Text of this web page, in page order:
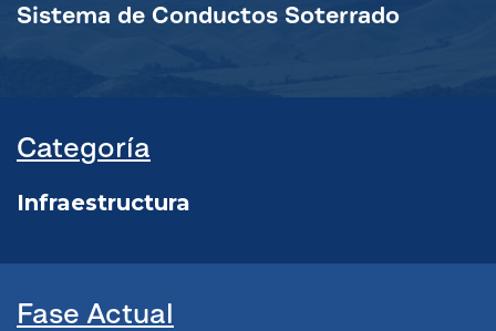
Sistema de Conductos Soterrado
Categoría
Infraestructura
Fase Actual